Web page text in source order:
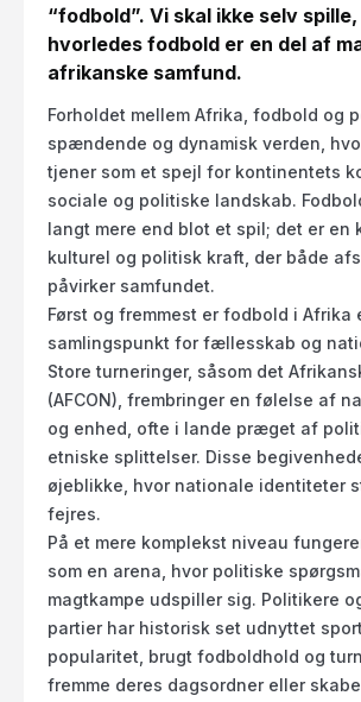
“fodbold”. Vi skal ikke selv
hvorledes fodbold er en del af
afrikanske samfund.
Forholdet mellem Afrika, fodbold og
spændende og dynamisk verden,
tjener som et spejl for kontinentets
sociale og politiske landskab.
langt mere end blot et spil; det er en
kulturel og politisk kraft, der både
påvirker samfundet.
Først og fremmest er fodbold i Afrika
samlingspunkt for fællesskab og
Store turneringer, såsom det
(AFCON), frembringer en følelse af
og enhed, ofte i lande præget af
etniske splittelser. Disse
øjeblikke, hvor nationale identiteter
fejres.
På et mere komplekst niveau
som en arena, hvor politiske
magtkampe udspiller sig. Politikere
partier har historisk set udnyttet
popularitet, brugt fodboldhold og
fremme deres dagsordner eller